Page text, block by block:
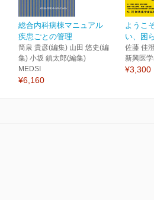
総合内科病棟マニュアル
疾患ごとの管理
筒泉 貴彦(編集) 山田 悠史(編
集) 小坂 鎮太郎(編集)
MEDSI
¥6,160
ようこ
い、困
佐藤 佳
新興医
¥3,300